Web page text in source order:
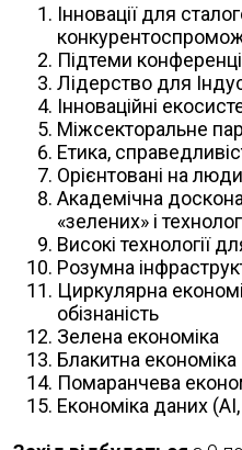
Інновації для
Підтеми
Лідерство для
Інноваційні
Міжсекторальне
Етика,
Орієнтовані на
Академічна
«зелених» і
Високі технології
Розумна
Циркулярна
обізнаність
Зелена економіка
Блакитна економіка
Помаранчева
Економіка даних